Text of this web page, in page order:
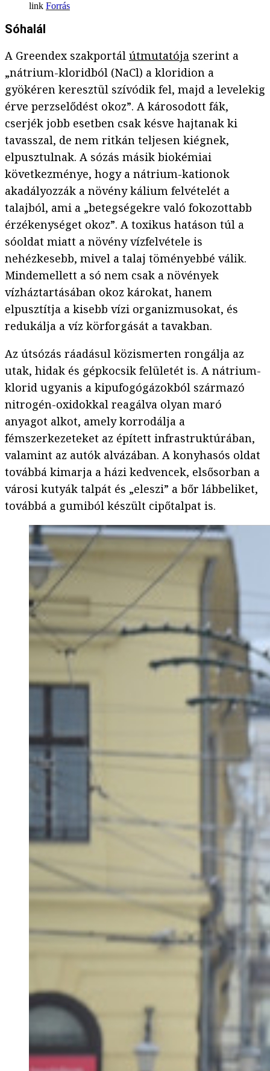
Forrás
Sóhalál
A Greendex szakportál útmutatója szerint a
„nátrium-kloridból (NaCl) a kloridion a
gyökéren keresztül szívódik fel, majd a levelekig
érve perzselődést okoz”. A károsodott fák,
cserjék jobb esetben csak késve hajtanak ki
tavasszal, de nem ritkán teljesen kiégnek,
elpusztulnak. A sózás másik biokémiai
következménye, hogy a nátrium-kationok
akadályozzák a növény kálium felvételét a
talajból, ami a „betegségekre való fokozottabb
érzékenységet okoz”. A toxikus hatáson túl a
sóoldat miatt a növény vízfelvétele is
nehézkesebb, mivel a talaj töményebbé válik.
Mindemellett a só nem csak a növények
vízháztartásában okoz károkat, hanem
elpusztítja a kisebb vízi organizmusokat, és
redukálja a víz körforgását a tavakban.
Az útsózás ráadásul közismerten rongálja az
utak, hidak és gépkocsik felületét is. A nátrium-
klorid ugyanis a kipufogógázokból származó
nitrogén-oxidokkal reagálva olyan maró
anyagot alkot, amely korrodálja a
fémszerkezeteket az épített infrastruktúrában,
valamint az autók alvázában. A konyhasós oldat
továbbá kimarja a házi kedvencek, elsősorban a
városi kutyák talpát és „eleszi” a bőr lábbeliket,
továbbá a gumiból készült cipőtalpat is.